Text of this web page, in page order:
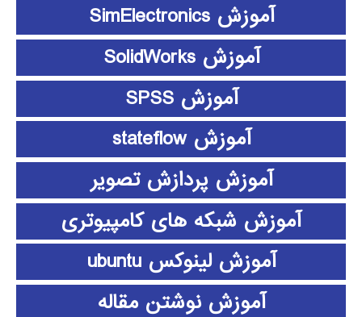
آموزش SimElectronics
آموزش SolidWorks
آموزش SPSS
آموزش stateflow
آموزش پردازش تصویر
آموزش شبکه های کامپیوتری
آموزش لینوکس ubuntu
آموزش نوشتن مقاله